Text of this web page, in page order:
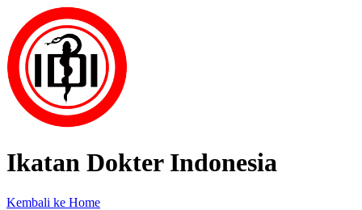
Ikatan Dokter Indonesia
Kembali ke Home